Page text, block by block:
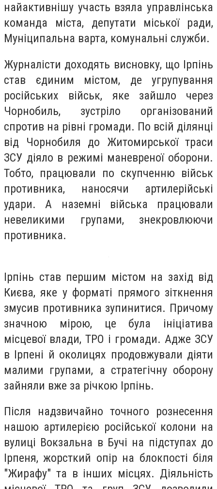
найактивнішу участь взяла управлінська
команда міста, депутати міської ради,
Муніципальна варта, комунальні служби.
Журналісти доходять висновку, що Ірпінь
став єдиним містом, де угрупування
російських військ, яке зайшло через
Чорнобиль, зустріло організований
спротив на рівні громади. По всій ділянці
від Чорнобиля до Житомирської траси
ЗСУ діяло в режимі маневреної оборони.
Тобто, працювали по скупченню військ
противника, наносячи артилерійські
удари. А наземні війська працювали
невеликими групами, знекровлюючи
противника.
Ірпінь став першим містом на захід від
Києва, яке у форматі прямого зіткнення
змусив противника зупинитися. Причому
значною мірою, це була ініціатива
місцевої влади, ТРО і громади. Адже ЗСУ
в Ірпені й околицях продовжували діяти
малими групами, а стратегічну оборону
зайняли вже за річкою Ірпінь.
Після надзвичайно точного рознесення
нашою артилерією російської колони на
вулиці Вокзальна в Бучі на підступах до
Ірпеня, жорсткий опір на блокпості біля
"Жирафу" та в інших місцях. Діяльність